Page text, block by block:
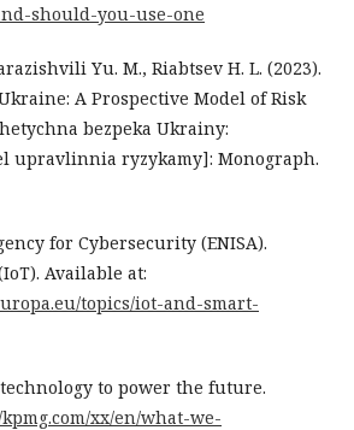
should-you-use-one
Yu. M., Riabtsev H. L. (2023).
A Prospective Model of Risk
bezpeka Ukrainy:
upravlinnia ryzykamy]: Monograph.
for Cybersecurity (ENISA).
Available at:
topics/iot-and-smart-
to power the future.
xx/en/what-we-